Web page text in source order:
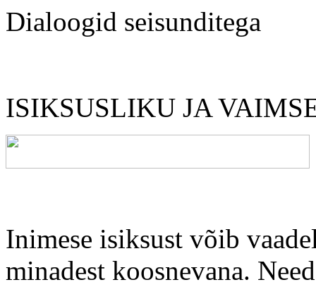
Dialoogid seisunditega
ISIKSUSLIKU JA
Inimese isiksust võib
minadest koosnevana.